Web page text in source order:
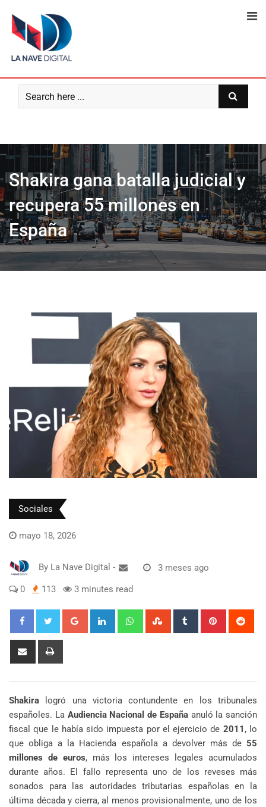
content
Shakira gana batalla judicial y
recupera 55 millones en
España
Sociales
mayo 18, 2026
By La Nave Digital - 3 meses ago
0 113 3 minutes read
Google+ LinkedIn WhatsappStumbleUpon
Tumblr Pinterest
Share
Shakira logró una victoria contundente en los tribunales
españoles. La Audiencia Nacional de Españaanuló la sanción
fiscal que le había sido impuesta por el ejercicio de 2011 , lo
que obliga a la Hacienda española a devolver más de 55
millones de euros, más los intereses legales acumulados
durante años. El fallo representa uno de los reveses más
sonados para las autoridades tributarias españolas en la
última década y cierra, al menos provisionalmente, uno de los